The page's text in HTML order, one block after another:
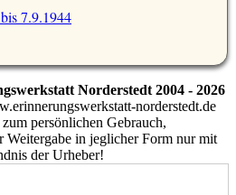
7.9.1944
Norderstedt 2004 - 2026
norderstedt.de
persönlichen Gebrauch,
Weitergabe in jeglicher Form nur mit
der Urheber!